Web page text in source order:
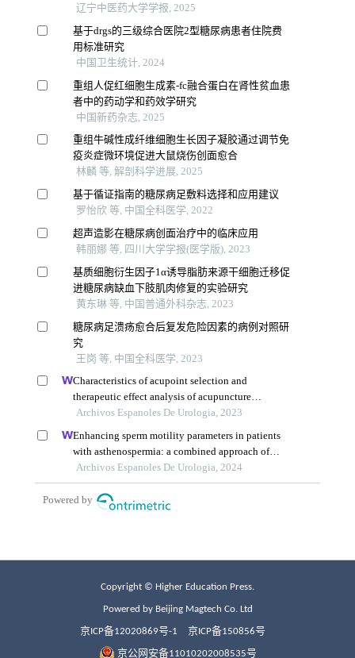
Copyright © Higher Education Press.
Powered by Beijing Magtech Co. Ltd
京ICP备12020869号-1 京ICP备150856号
京公网安备11010202008535号